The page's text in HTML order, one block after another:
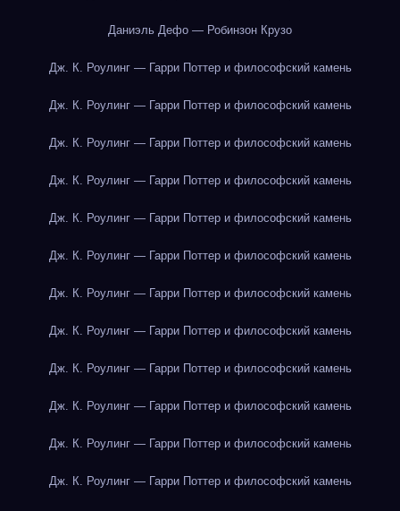
Даниэль Дефо — Робинзон Крузо
Дж. К. Роулинг — Гарри Поттер и философский камень
Дж. К. Роулинг — Гарри Поттер и философский камень
Дж. К. Роулинг — Гарри Поттер и философский камень
Дж. К. Роулинг — Гарри Поттер и философский камень
Дж. К. Роулинг — Гарри Поттер и философский камень
Дж. К. Роулинг — Гарри Поттер и философский камень
Дж. К. Роулинг — Гарри Поттер и философский камень
Дж. К. Роулинг — Гарри Поттер и философский камень
Дж. К. Роулинг — Гарри Поттер и философский камень
Дж. К. Роулинг — Гарри Поттер и философский камень
Дж. К. Роулинг — Гарри Поттер и философский камень
Дж. К. Роулинг — Гарри Поттер и философский камень